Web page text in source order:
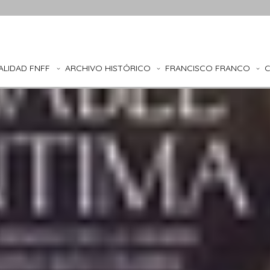
FNFF ARCHIVO HISTÓRICO FRANCISCO FRANCO